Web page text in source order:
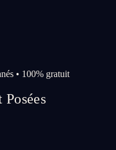
• 100% gratuit